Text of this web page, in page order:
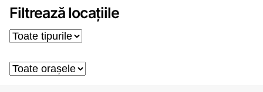
Filtrează locațiile